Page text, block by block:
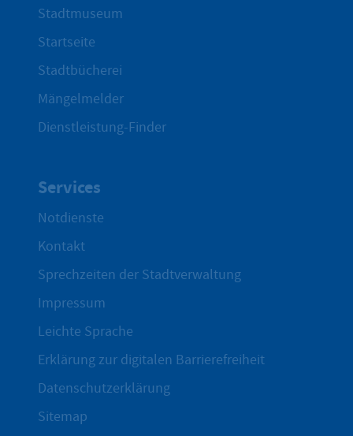
Stadtmuseum
Startseite
Stadtbücherei
Mängelmelder
Dienstleistung-Finder
Services
Notdienste
Kontakt
Sprechzeiten der Stadtverwaltung
Impressum
Leichte Sprache
Erklärung zur digitalen Barrierefreiheit
Datenschutzerklärung
Sitemap